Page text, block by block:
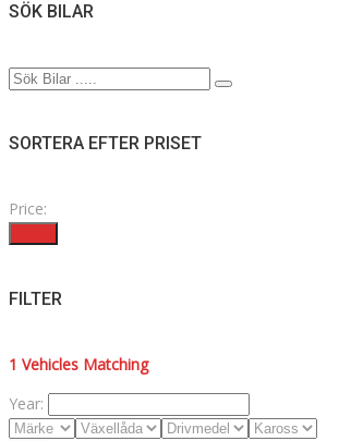
SÖK BILAR
SORTERA EFTER PRISET
Price:
FILTER
1 Vehicles Matching
Year: